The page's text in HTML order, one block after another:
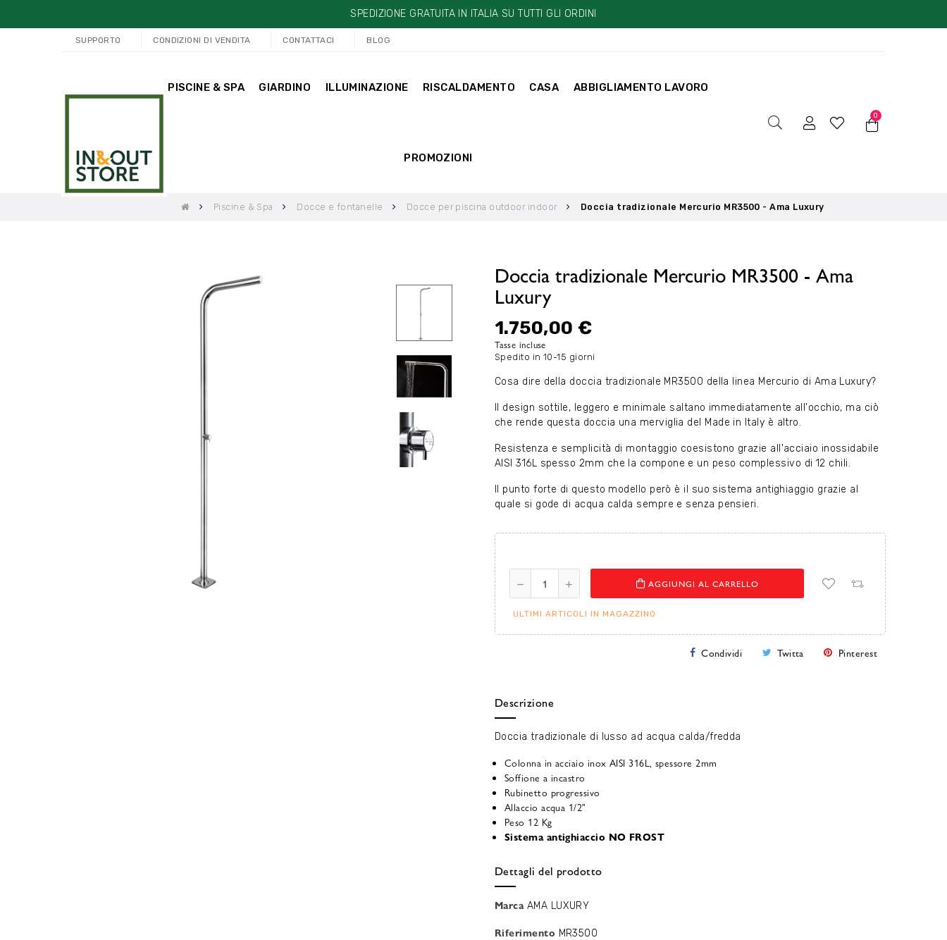
SPEDIZIONE GRATUITA IN ITALIA SU TUTTI GLI ORDINI
SUPPORTO CONDIZIONI DI VENDITA CONTATTACI BLOG
PISCINE & SPA GIARDINO ILLUMINAZIONE RISCALDAMENTO CASA ABBIGLIAMENTO LAVORO
PROMOZIONI
0
Piscine & Spa Docce e fontanelle Docce per piscina outdoor indoor Doccia tradizionale Mercurio MR3500 - Ama Luxury
Doccia tradizionale Mercurio MR3500 - Ama
Luxury
1.750,00 €
Tasse incluse
Spedito in 10-15 giorni
Cosa dire della doccia tradizionale MR3500 della linea Mercurio di Ama Luxury?
Il design sottile, leggero e minimale saltano immediatamente all'occhio, ma ciò
che rende questa doccia una merviglia del Made in Italy è altro.
Resistenza e semplicità di montaggio coesistono grazie all'acciaio inossidabile
AISI 316L spesso 2mm che la compone e un peso complessivo di 12 chili.
Il punto forte di questo modello però è il suo sistema antighiaggio grazie al
quale si gode di acqua calda sempre e senza pensieri.
AGGIUNGI AL CARRELLO
ULTIMI ARTICOLI IN MAGAZZINO
Condividi Twitta Pinterest
Descrizione
Doccia tradizionale di lusso ad acqua calda/fredda
Colonna in acciaio inox AISI 316L, spessore 2mm
Soffione a incastro
Rubinetto progressivo
Allaccio acqua 1/2"
Peso 12 Kg
Sistema antighiaccio NO FROST
Dettagli del prodotto
Marca AMA LUXURY
Riferimento MR3500